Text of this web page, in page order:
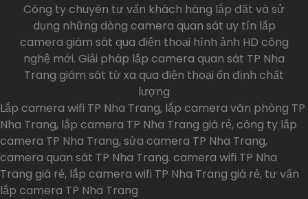
Công ty chuyên tư vấn khách hàng lắp đặt và sử
dụng những dòng camera quan sát uy tín lắp
camera giám sát qua điện thoại hình ảnh HD công
nghệ mới. Giải pháp lắp camera quan sát TP Nha
Trang giám sát từ xa qua điện thoại ổn định chất
lượng
Lắp camera wifi TP Nha Trang, lắp camera văn phòng TP
Nha Trang, lắp camera TP Nha Trang giá rẻ, công ty lắp
camera TP Nha Trang, sửa camera TP Nha Trang,
camera quan sát TP Nha Trang. camera wifi TP Nha
Trang giá rẻ, lắp camera wifi TP Nha Trang giá rẻ, tư vấn
lắp camera TP Nha Trang